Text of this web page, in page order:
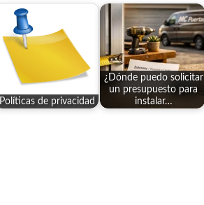
Políticas de privacidad
¿Dónde puedo solicitar
un presupuesto para
instalar…